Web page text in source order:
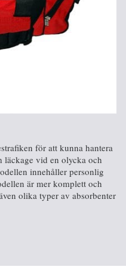
för att kunna hantera
läckage vid en olycka och
innehåller personlig
är mer komplett och
olika typer av absorbenter